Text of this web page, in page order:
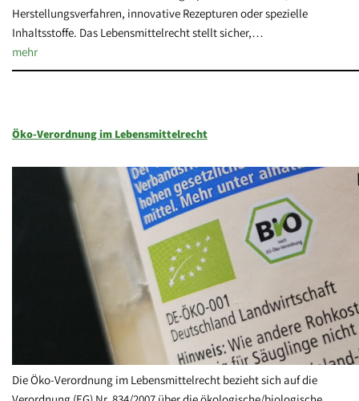
Herstellungsverfahren, innovative Rezepturen oder spezielle
Inhaltsstoffe. Das Lebensmittelrecht stellt sicher,…
mehr
Öko-Verordnung im Lebensmittelrecht
Die Öko-Verordnung im Lebensmittelrecht bezieht sich auf die